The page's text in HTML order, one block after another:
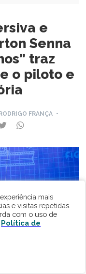
e
Senna
traz
o piloto e
FRANÇA•
mais
e visitas repetidas.
com o uso de
Política de